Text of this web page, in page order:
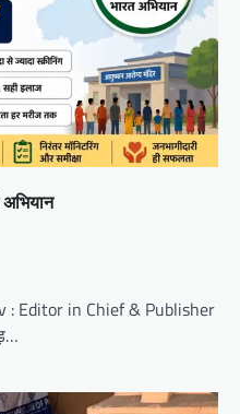
: Editor in Chief & Publisher